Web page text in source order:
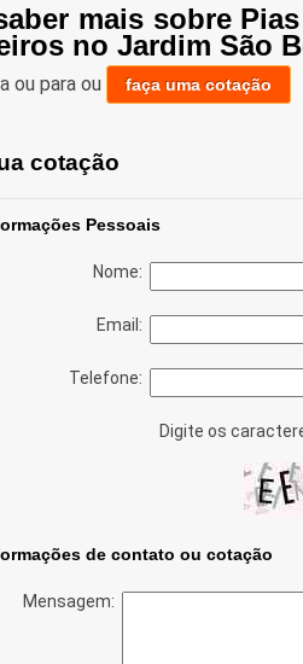
mais sobre
no Jardim São
ou para ou faça uma cotação
cotação
Pessoais
Nome:
Email:
Telefone:
Digite os
de contato ou cotação
Mensagem: